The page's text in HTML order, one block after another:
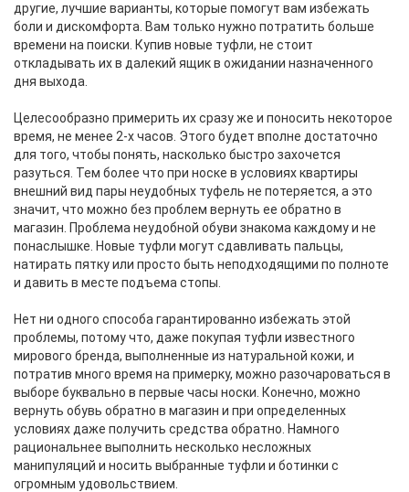
другие, лучшие варианты, которые помогут вам избежать
боли и дискомфорта. Вам только нужно потратить больше
времени на поиски. Купив новые туфли, не стоит
откладывать их в далекий ящик в ожидании назначенного
дня выхода.
Целесообразно примерить их сразу же и поносить некоторое
время, не менее 2-х часов. Этого будет вполне достаточно
для того, чтобы понять, насколько быстро захочется
разуться. Тем более что при носке в условиях квартиры
внешний вид пары неудобных туфель не потеряется, а это
значит, что можно без проблем вернуть ее обратно в
магазин. Проблема неудобной обуви знакома каждому и не
понаслышке. Новые туфли могут сдавливать пальцы,
натирать пятку или просто быть неподходящими по полноте
и давить в месте подъема стопы.
Нет ни одного способа гарантированно избежать этой
проблемы, потому что, даже покупая туфли известного
мирового бренда, выполненные из натуральной кожи, и
потратив много время на примерку, можно разочароваться в
выборе буквально в первые часы носки. Конечно, можно
вернуть обувь обратно в магазин и при определенных
условиях даже получить средства обратно. Намного
рациональнее выполнить несколько несложных
манипуляций и носить выбранные туфли и ботинки с
огромным удовольствием.